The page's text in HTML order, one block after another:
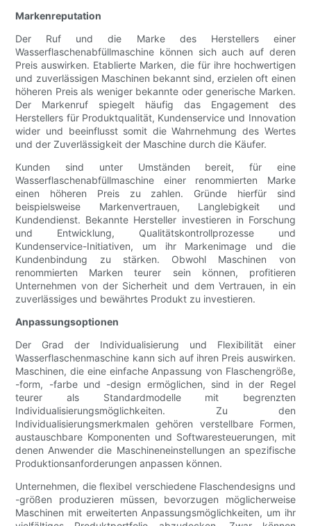
Markenreputation
Der Ruf und die Marke des Herstellers einer
Wasserflaschenabfüllmaschine können sich auch auf deren
Preis auswirken. Etablierte Marken, die für ihre hochwertigen
und zuverlässigen Maschinen bekannt sind, erzielen oft einen
höheren Preis als weniger bekannte oder generische Marken.
Der Markenruf spiegelt häufig das Engagement des
Herstellers für Produktqualität, Kundenservice und Innovation
wider und beeinflusst somit die Wahrnehmung des Wertes
und der Zuverlässigkeit der Maschine durch die Käufer.
Kunden sind unter Umständen bereit, für eine
Wasserflaschenabfüllmaschine einer renommierten Marke
einen höheren Preis zu zahlen. Gründe hierfür sind
beispielsweise Markenvertrauen, Langlebigkeit und
Kundendienst. Bekannte Hersteller investieren in Forschung
und Entwicklung, Qualitätskontrollprozesse und
Kundenservice-Initiativen, um ihr Markenimage und die
Kundenbindung zu stärken. Obwohl Maschinen von
renommierten Marken teurer sein können, profitieren
Unternehmen von der Sicherheit und dem Vertrauen, in ein
zuverlässiges und bewährtes Produkt zu investieren.
Anpassungsoptionen
Der Grad der Individualisierung und Flexibilität einer
Wasserflaschenmaschine kann sich auf ihren Preis auswirken.
Maschinen, die eine einfache Anpassung von Flaschengröße,
-form, -farbe und -design ermöglichen, sind in der Regel
teurer als Standardmodelle mit begrenzten
Individualisierungsmöglichkeiten. Zu den
Individualisierungsmerkmalen gehören verstellbare Formen,
austauschbare Komponenten und Softwaresteuerungen, mit
denen Anwender die Maschineneinstellungen an spezifische
Produktionsanforderungen anpassen können.
Unternehmen, die flexibel verschiedene Flaschendesigns und
-größen produzieren müssen, bevorzugen möglicherweise
Maschinen mit erweiterten Anpassungsmöglichkeiten, um ihr